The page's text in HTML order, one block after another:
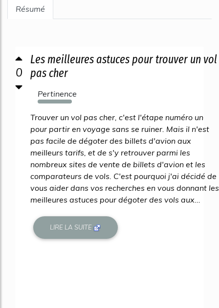
Résumé
0
Les meilleures astuces pour trouver un vol
pas cher
Pertinence
7677%
Trouver un vol pas cher, c'est l'étape numéro un
pour partir en voyage sans se ruiner. Mais il n'est
pas facile de dégoter des billets d'avion aux
meilleurs tarifs, et de s'y retrouver parmi les
nombreux sites de vente de billets d'avion et les
comparateurs de vols. C'est pourquoi j'ai décidé de
vous aider dans vos recherches en vous donnant les
meilleures astuces pour dégoter des vols aux...
LIRE LA SUITE